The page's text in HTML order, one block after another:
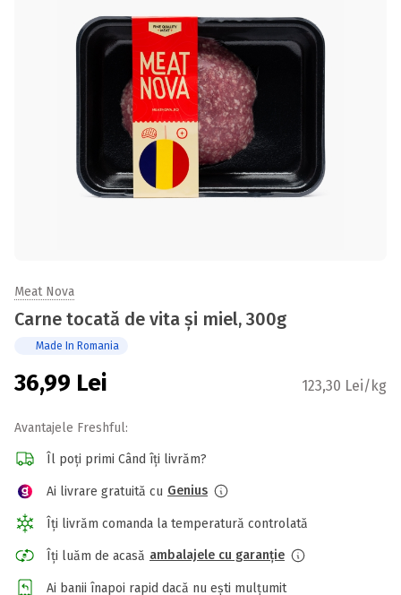
Meat Nova
Carne tocată de vita și miel, 300g
Made In Romania
36,99 Lei 123,30 Lei/kg
Avantajele Freshful:
Îl poți primi Când îți livrăm?
Ai livrare gratuită cu Genius
Îți livrăm comanda la temperatură controlată
Îți luăm de acasă ambalajele cu garanție
Ai banii înapoi rapid dacă nu ești mulțumit